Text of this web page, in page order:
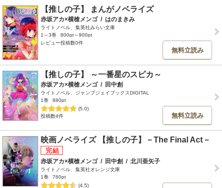
【推しの子】 まんがノベライズ
赤坂アカ×横槍メンゴ / はのまきみ
ライトノベル、集英社みらい文庫
1～3巻
800pt～900pt
レビュー投稿数0件
無料立読み
【推しの子】 ～一番星のスピカ～
赤坂アカ×横槍メンゴ / 田中創
ライトノベル、ジャンプジェイブックスDIGITAL
1巻
880pt
(5.0)
投稿数4件
無料立読み
映画ノベライズ 【推しの子】－The Final Act－
赤坂アカ×横槍メンゴ / 田中創 / 北川亜矢子
ライトノベル、集英社オレンジ文庫
1巻
760pt
(4.5)